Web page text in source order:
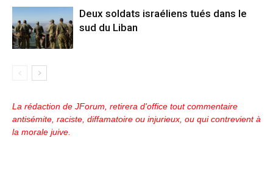
Deux soldats israéliens tués dans le
sud du Liban
La rédaction de JForum, retirera d'office tout commentaire
antisémite, raciste, diffamatoire ou injurieux, ou qui contrevient à
la morale juive.